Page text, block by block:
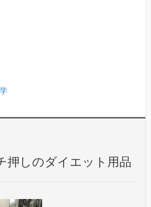
押しのダイエット用品